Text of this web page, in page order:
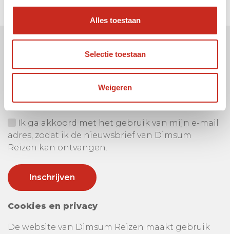
Alles toestaan
Selectie toestaan
Weigeren
Uw e-mail adres:
Ik ga akkoord met het gebruik van mijn e-mail
adres, zodat ik de nieuwsbrief van Dimsum
Reizen kan ontvangen.
Cookies en privacy
De website van Dimsum Reizen maakt gebruik